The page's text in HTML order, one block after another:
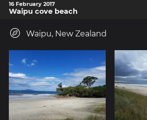
16 February 2017
Waipu cove beach
Waipu, New Zealand